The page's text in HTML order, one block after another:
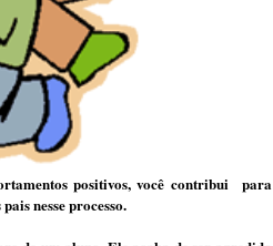
positivos, você contribui para
nesse processo.